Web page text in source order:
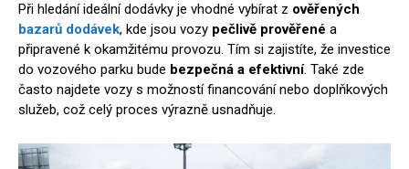
Při hledání ideální dodávky je vhodné vybírat z ověřených
bazarů dodávek, kde jsou vozy pečlivě prověřené a
připravené k okamžitému provozu. Tím si zajistíte, že investice
do vozového parku bude bezpečná a efektivní. Také zde
často najdete vozy s možností financování nebo doplňkových
služeb, což celý proces výrazně usnadňuje.